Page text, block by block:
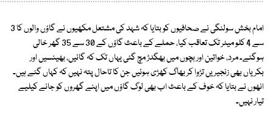
امام بخش سولنگی نے صحافیوں کو بتایا کہ شہد کی مشتعل مکھیوں نے گاؤں والوں کا 3
سے 4 کلو میٹر تک تعاقب کیا، حملے کے باعث گاؤں کے 30 سے 35 گھر خالی
ہوگئے۔ مرد، خواتین اور بچوں میں بھگدڑ مچ گئی یہاں تک کہ گائیں، بھینسیں اور
بکریاں بھی زنجیریں تڑوا کر بھاگ کھڑی ہوئیں جن کا تاحال پتہ نہیں کہ کہاں گئے ہیں۔
انھوں نے بتایا کہ خوف کے باعث اب بھی لوگ گاؤں میں اپنے گھروں کو جانے کیلیے
تیار نہیں۔